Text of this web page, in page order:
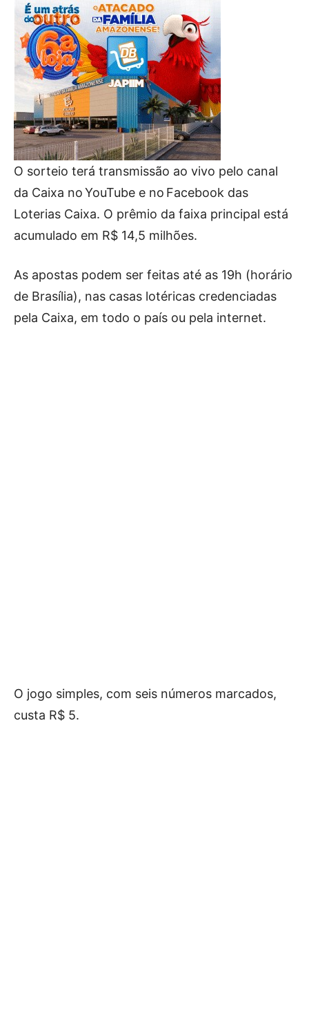
O sorteio terá transmissão ao vivo pelo canal
da Caixa no YouTube e no Facebook das
Loterias Caixa. O prêmio da faixa principal está
acumulado em R$ 14,5 milhões.
As apostas podem ser feitas até as 19h (horário
de Brasília), nas casas lotéricas credenciadas
pela Caixa, em todo o país ou pela internet.
O jogo simples, com seis números marcados,
custa R$ 5.